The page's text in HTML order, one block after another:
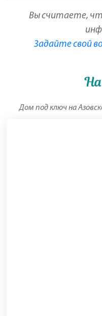
Вы считаете,
Задайте свой
Дом под ключ на